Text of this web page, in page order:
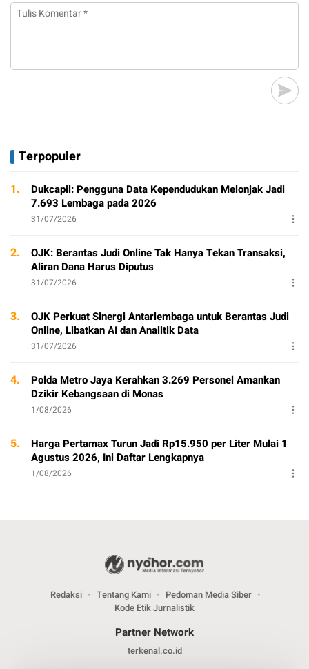
Terpopuler
1.
Dukcapil: Pengguna Data Kependudukan Melonjak Jadi
7.693 Lembaga pada 2026
31/07/2026
2.
OJK: Berantas Judi Online Tak Hanya Tekan Transaksi,
Aliran Dana Harus Diputus
31/07/2026
3.
OJK Perkuat Sinergi Antarlembaga untuk Berantas Judi
Online, Libatkan AI dan Analitik Data
31/07/2026
4.
Polda Metro Jaya Kerahkan 3.269 Personel Amankan
Dzikir Kebangsaan di Monas
1/08/2026
5.
Harga Pertamax Turun Jadi Rp15.950 per Liter Mulai 1
Agustus 2026, Ini Daftar Lengkapnya
1/08/2026
Redaksi Tentang Kami
Pedoman Media Siber
Kode Etik Jurnalistik
Partner Network
terkenal.co.id